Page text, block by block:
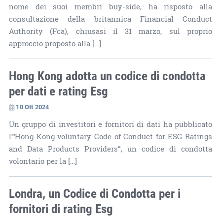
nome dei suoi membri buy-side, ha risposto alla
consultazione della britannica Financial Conduct
Authority (Fca), chiusasi il 31 marzo, sul proprio
approccio proposto alla […]
Hong Kong adotta un codice di condotta
per dati e rating Esg
10 Ott 2024
Un gruppo di investitori e fornitori di dati ha pubblicato
l’“Hong Kong voluntary Code of Conduct for ESG Ratings
and Data Products Providers”, un codice di condotta
volontario per la […]
Londra, un Codice di Condotta per i
fornitori di rating Esg